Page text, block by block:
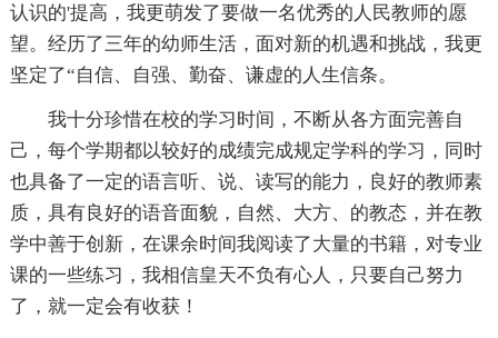
认识的'提高，我更萌发了要做一名优秀的人民教师的愿
望。经历了三年的幼师生活，面对新的机遇和挑战，我更
坚定了“自信、自强、勤奋、谦虚的人生信条。
我十分珍惜在校的学习时间，不断从各方面完善自
己，每个学期都以较好的成绩完成规定学科的学习，同时
也具备了一定的语言听、说、读写的能力，良好的教师素
质，具有良好的语音面貌，自然、大方、的教态，并在教
学中善于创新，在课余时间我阅读了大量的书籍，对专业
课的一些练习，我相信皇天不负有心人，只要自己努力
了，就一定会有收获！